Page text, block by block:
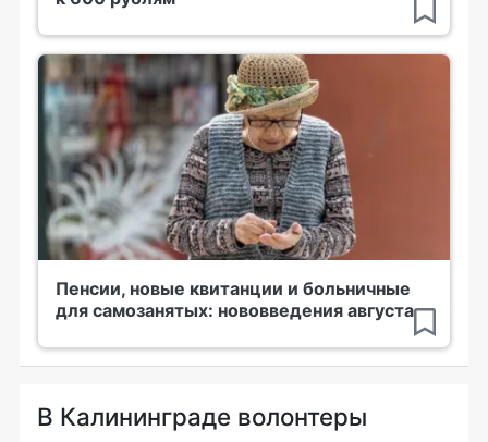
Пенсии, новые квитанции и больничные
для самозанятых: нововведения августа
В Калининграде волонтеры